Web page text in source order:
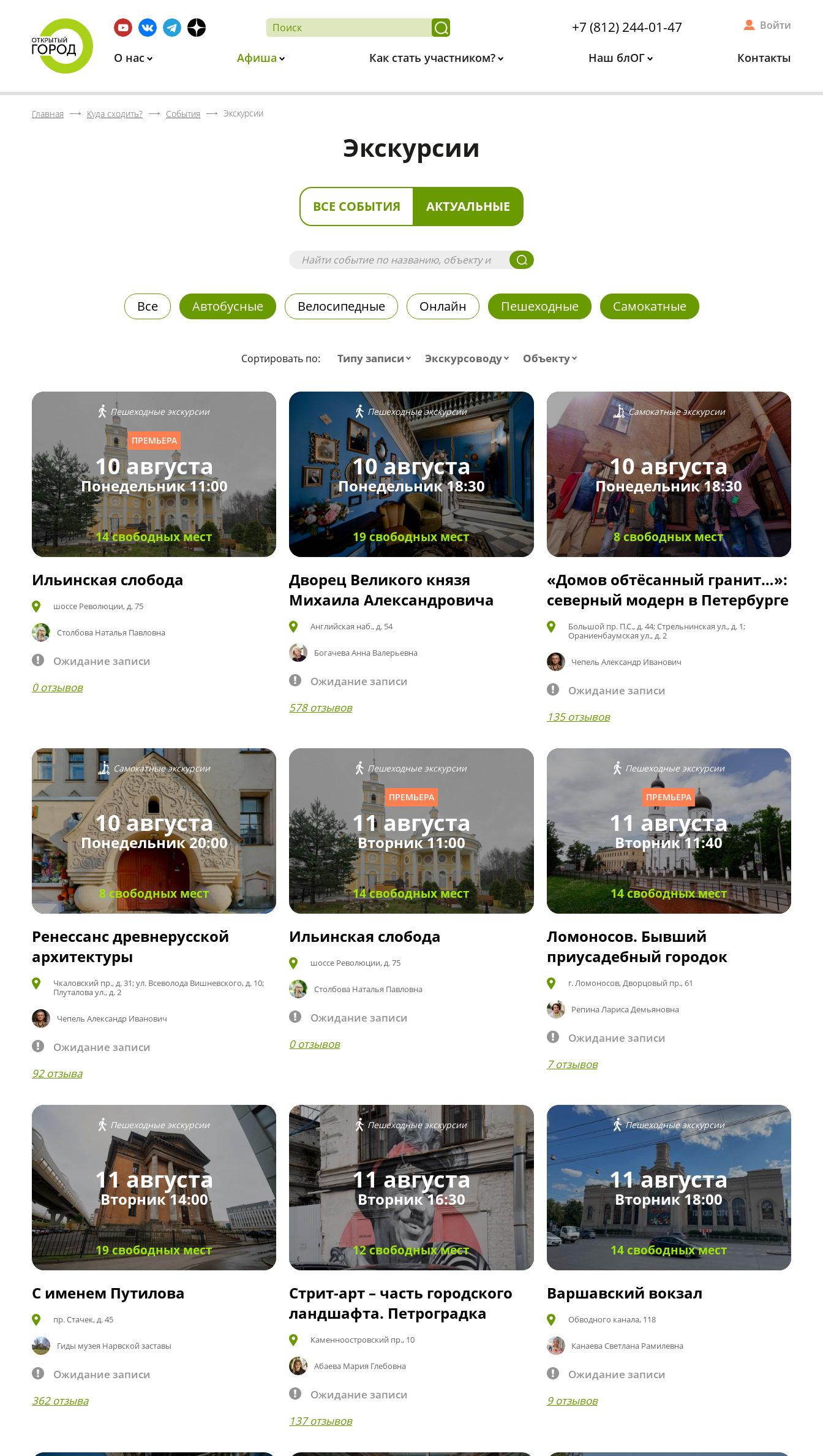
+7 (812) 244-01-47 Войти
О нас Афиша Как стать участником? Наш блОГ Контакты
Главная Куда сходить? События Экскурсии
Экскурсии
ВСЕ СОБЫТИЯ АКТУАЛЬНЫЕ
Все Автобусные Велосипедные Онлайн Пешеходные Самокатные
Сортировать по: Типу записи Экскурсоводу Объекту
Пешеходные экскурсии
ПРЕМЬЕРА
10 августа
Понедельник 11:00
14 свободных мест
Ильинская слобода
шоссе Революции, д. 75
Столбова Наталья Павловна
Ожидание записи
0 отзывов
Пешеходные экскурсии
10 августа
Понедельник 18:30
19 свободных мест
Дворец Великого князя
Михаила Александровича
Английская наб., д. 54
Богачева Анна Валерьевна
Ожидание записи
578 отзывов
Самокатные экскурсии
10 августа
Понедельник 18:30
8 свободных мест
«Домов обтёсанный гранит…»:
северный модерн в Петербурге
Большой пр. П.С., д. 44; Стрельнинская ул., д. 1;
Ораниенбаумская ул., д. 2
Чепель Александр Иванович
Ожидание записи
135 отзывов
Самокатные экскурсии
10 августа
Понедельник 20:00
8 свободных мест
Ренессанс древнерусской
архитектуры
Чкаловский пр., д. 31; ул. Всеволода Вишневского, д. 10;
Плуталова ул., д. 2
Чепель Александр Иванович
Ожидание записи
92 отзыва
Пешеходные экскурсии
ПРЕМЬЕРА
11 августа
Вторник 11:00
14 свободных мест
Ильинская слобода
шоссе Революции, д. 75
Столбова Наталья Павловна
Ожидание записи
0 отзывов
Пешеходные экскурсии
ПРЕМЬЕРА
11 августа
Вторник 11:40
14 свободных мест
Ломоносов. Бывший
приусадебный городок
г. Ломоносов, Дворцовый пр., 61
Репина Лариса Демьяновна
Ожидание записи
7 отзывов
Пешеходные экскурсии
11 августа
Вторник 14:00
19 свободных мест
С именем Путилова
пр. Стачек, д. 45
Гиды музея Нарвской заставы
Ожидание записи
362 отзыва
Пешеходные экскурсии
11 августа
Вторник 16:30
12 свободных мест
Стрит-арт – часть городского
ландшафта. Петроградка
Каменноостровский пр., 10
Абаева Мария Глебовна
Ожидание записи
137 отзывов
Пешеходные экскурсии
11 августа
Вторник 18:00
14 свободных мест
Варшавский вокзал
Обводного канала, 118
Канаева Светлана Рамилевна
Ожидание записи
9 отзывов